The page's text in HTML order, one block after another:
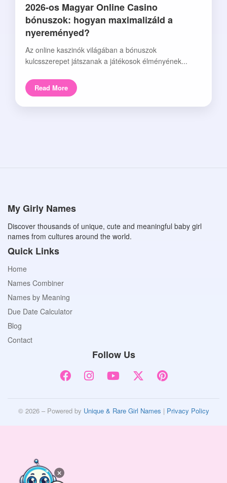
2026-os Magyar Online Casino
bónuszok: hogyan maximalizáld a
nyereményed?
Az online kaszinók világában a bónuszok
kulcsszerepet játszanak a játékosok élményének...
Read More
My Girly Names
Discover thousands of unique, cute and meaningful baby girl
names from cultures around the world.
Quick Links
Home
Names Combiner
Names by Meaning
Due Date Calculator
Blog
Contact
Follow Us
© 2026 – Powered by Unique & Rare Girl Names | Privacy Policy